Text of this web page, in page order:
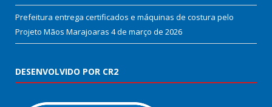
Prefeitura entrega certificados e máquinas de costura pelo
Projeto Mãos Marajoaras 4 de março de 2026
DESENVOLVIDO POR CR2